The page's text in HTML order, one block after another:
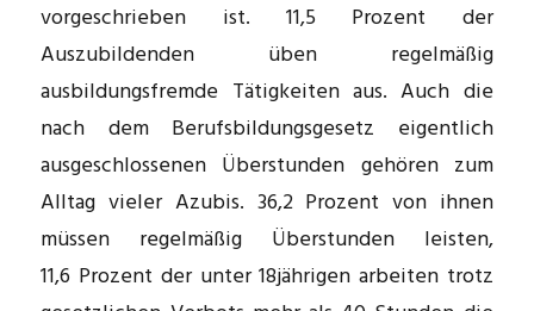
vorgeschrieben ist. 11,5 Prozent der
Auszubildenden üben regelmäßig
ausbildungsfremde Tätigkeiten aus. Auch die
nach dem Berufsbildungsgesetz eigentlich
ausgeschlossenen Überstunden gehören zum
Alltag vieler Azubis. 36,2 Prozent von ihnen
müssen regelmäßig Überstunden leisten,
11,6 Prozent der unter 18jährigen arbeiten trotz